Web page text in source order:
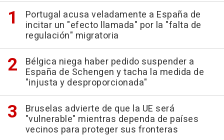
Portugal acusa veladamente a España de
incitar un "efecto llamada" por la "falta de
regulación" migratoria
Bélgica niega haber pedido suspender a
España de Schengen y tacha la medida de
"injusta y desproporcionada"
Bruselas advierte de que la UE será
"vulnerable" mientras dependa de países
vecinos para proteger sus fronteras